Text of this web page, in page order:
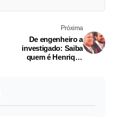
Próxima
De engenheiro a
investigado: Saiba
quem é Henrique